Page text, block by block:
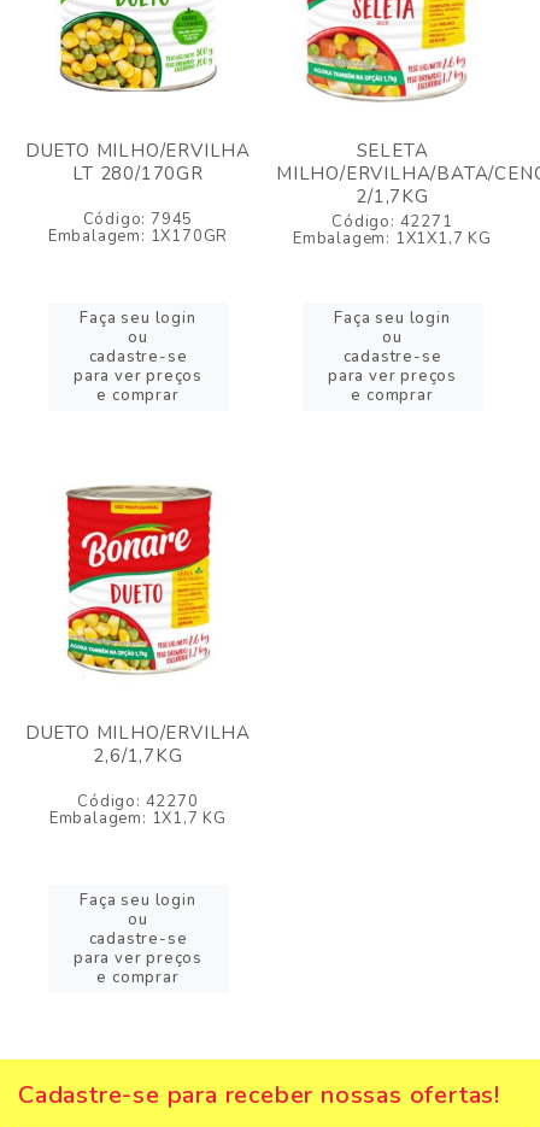
DUETO MILHO/ERVILHA
LT 280/170GR
Código: 7945
Embalagem: 1X170GR
Faça seu login
ou
cadastre-se
para ver preços
e comprar
SELETA
MILHO/ERVILHA/BATA/
2/1,7KG
Código: 42271
Embalagem: 1X1X1,7 KG
Faça seu login
ou
cadastre-se
para ver preços
e comprar
DUETO MILHO/ERVILHA
2,6/1,7KG
Código: 42270
Embalagem: 1X1,7 KG
Faça seu login
ou
cadastre-se
para ver preços
e comprar
Cadastre-se para receber nossas ofertas!